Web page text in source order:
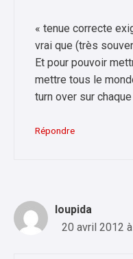
« tenue correcte
vrai que (très
Et pour pouvoir
mettre tous le
turn over sur
Répondre
loupida
20 avril 2012